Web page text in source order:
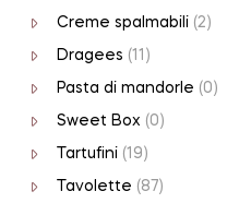
Creme spalmabili (2)
Dragees (11)
Pasta di mandorle (0)
Sweet Box (0)
Tartufini (19)
Tavolette (87)